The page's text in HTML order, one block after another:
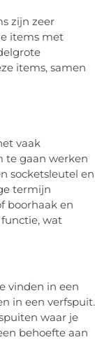
zijn zeer
items met
items, samen
vaak
te gaan werken
socketsleutel en
termijn
boorhaak en
wat
vinden in een
in een verfspuit.
waar je
behoefte aan